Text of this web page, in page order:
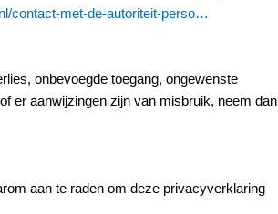
contact-met-de-autoriteit-perso…
onbevoegde toegang, ongewenste
er aanwijzingen zijn van misbruik, neem dan
aan te raden om deze privacyverklaring